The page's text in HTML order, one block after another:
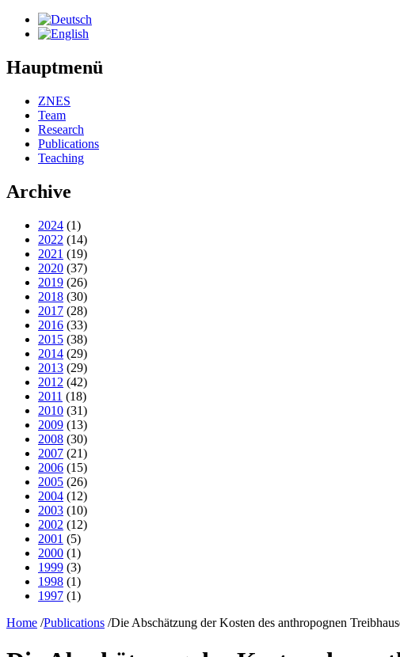
Hauptmenü
ZNES
Team
Research
Publications
Teaching
Archive
2024 (1)
2022 (14)
2021 (19)
2020 (37)
2019 (26)
2018 (30)
2017 (28)
2016 (33)
2015 (38)
2014 (29)
2013 (29)
2012 (42)
2011 (18)
2010 (31)
2009 (13)
2008 (30)
2007 (21)
2006 (15)
2005 (26)
2004 (12)
2003 (10)
2002 (12)
2001 (5)
2000 (1)
1999 (3)
1998 (1)
1997 (1)
Home /Publications /Die Abschätzung der Kosten des anthropognen